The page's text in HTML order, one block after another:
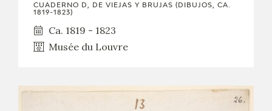
CUADERNO D, DE VIEJAS Y BRUJAS (DIBUJOS, CA.
1819-1823)
Ca. 1819 - 1823
Musée du Louvre